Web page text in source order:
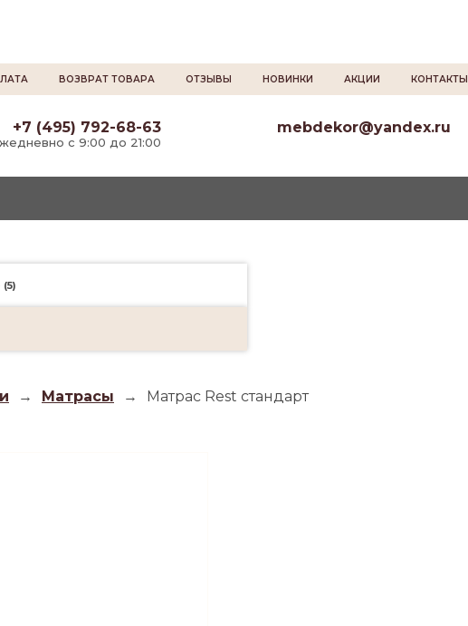
ВОЗВРАТ ТОВАРА ОТЗЫВЫ НОВИНКИ АКЦИИ КОНТАКТЫ
+7 (495) 792-68-63
с 9:00 до 21:00
mebdekor@yandex.ru
(5)
→ Матрасы → Матрас Rest стандарт